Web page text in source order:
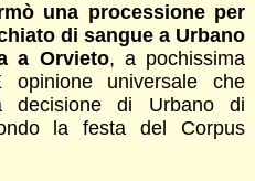
una processione per
di sangue a Urbano
a Orvieto, a pochissima
universale che
decisione di Urbano di
la festa del Corpus